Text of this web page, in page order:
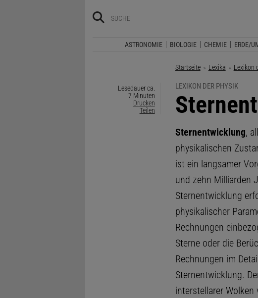
ASTRONOMIE BIOLOGIE CHEMIE ERDE/
Startseite Lexika Lexikon
Lesedauer ca.
7 Minuten
Drucken
Teilen
LEXIKON DER PHYSIK
:
Sternentwicklung,
physikalischen
ist ein langsamer
und zehn Milliarden
Sternentwicklung
physikalischer
Rechnungen
Sterne oder die
Rechnungen im
Sternentwicklung.
interstellarer